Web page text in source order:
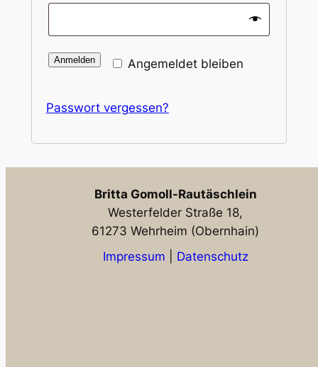
Angemeldet bleiben
Anmelden
Passwort vergessen?
Britta Gomoll-Rautäschlein
Westerfelder Straße 18,
61273 Wehrheim (Obernhain)
Impressum
Datenschutz